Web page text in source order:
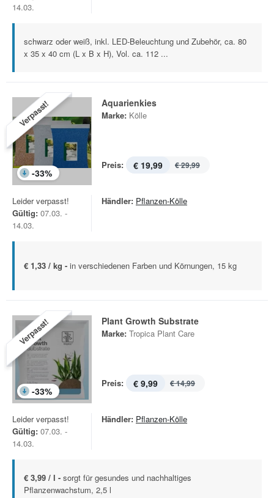
14.03.
schwarz oder weiß, inkl. LED-Beleuchtung und Zubehör, ca. 80
x 35 x 40 cm (L x B x H), Vol. ca. 112 ...
Verpasst!
-33%
Aquarienkies
Marke: Kölle
Preis: € 19,99 € 29,99
Leider verpasst!
Gültig: 07.03. -
14.03.
Händler: Pflanzen-Kölle
€ 1,33 / kg - in verschiedenen Farben und Körnungen, 15 kg
Verpasst!
-33%
Plant Growth Substrate
Marke: Tropica Plant Care
Preis: € 9,99 € 14,99
Leider verpasst!
Gültig: 07.03. -
14.03.
Händler: Pflanzen-Kölle
€ 3,99 / l - sorgt für gesundes und nachhaltiges
Pflanzenwachstum, 2,5 l